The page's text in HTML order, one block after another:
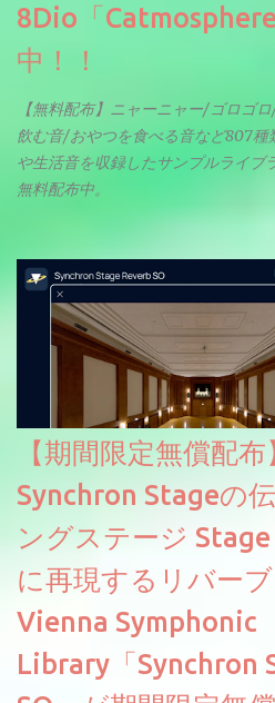
8Dio「
中！！
【無料配布】ニャーニャー/ゴロゴ
飲む音/おやつを食べる音など807種
や生活音を収録したサンプルライブ
無料配布中。
【期間限定無償配
Synchron Stageの
ングステージ
に再現するリバー
Vienna Symphonic
Library「Synchron